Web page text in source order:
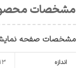
مشخصات
مشخصات صفحه
اندازه 13 اینچ